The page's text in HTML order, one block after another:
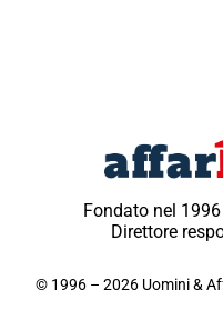
Fondato nel
Direttore
© 1996 – 2026 Uomini &